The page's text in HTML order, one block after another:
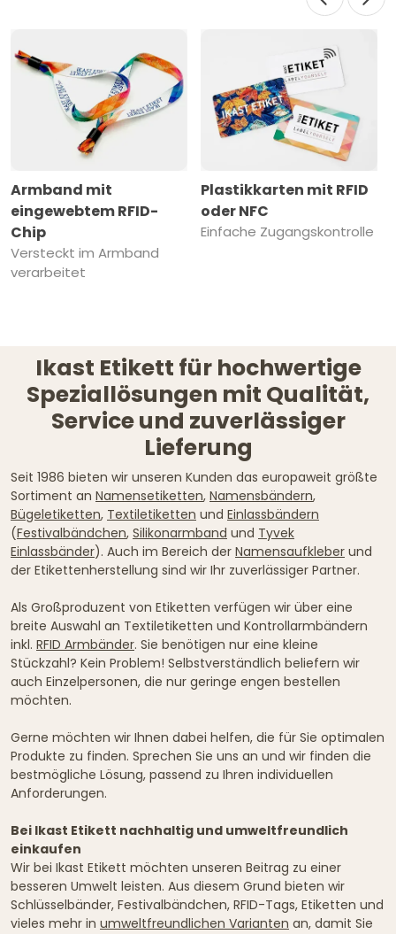
Armband mit
eingewebtem RFID-
Chip
Versteckt im Armband
verarbeitet
Plastikkarten mit RFID
oder NFC
Einfache Zugangskontrolle
Ikast Etikett für hochwertige
Speziallösungen mit Qualität,
Service und zuverlässiger
Lieferung
Seit 1986 bieten wir unseren Kunden das europaweit größte
Sortiment an Namensetiketten, Namensbändern,
Bügeletiketten, Textiletiketten und Einlassbändern
(Festivalbändchen, Silikonarmband und Tyvek
Einlassbänder). Auch im Bereich der Namensaufkleber und
der Etikettenherstellung sind wir Ihr zuverlässiger Partner.
Als Großproduzent von Etiketten verfügen wir über eine
breite Auswahl an Textiletiketten und Kontrollarmbändern
inkl. RFID Armbänder. Sie benötigen nur eine kleine
Stückzahl? Kein Problem! Selbstverständlich beliefern wir
auch Einzelpersonen, die nur geringe engen bestellen
möchten.
Gerne möchten wir Ihnen dabei helfen, die für Sie optimalen
Produkte zu finden. Sprechen Sie uns an und wir finden die
bestmögliche Lösung, passend zu Ihren individuellen
Anforderungen.
Bei Ikast Etikett nachhaltig und umweltfreundlich
einkaufen
Wir bei Ikast Etikett möchten unseren Beitrag zu einer
besseren Umwelt leisten. Aus diesem Grund bieten wir
Schlüsselbänder, Festivalbändchen, RFID-Tags, Etiketten und
vieles mehr in umweltfreundlichen Varianten an, damit Sie